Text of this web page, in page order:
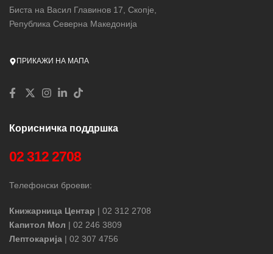
Биста на Васил Главинов 17, Скопје,
Република Северна Македонија
ПРИКАЖИ НА МАПА
Корисничка поддршка
02 312 2708
Телефонски броеви:
Книжарница Центар | 02 312 2708
Капитол Мол | 02 246 3809
Лептокарија | 02 307 4756